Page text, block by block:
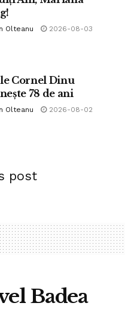
Olteanu 2026-08-03
Cornel Dinu
78 de ani
Olteanu 2026-08-02
post
Badea